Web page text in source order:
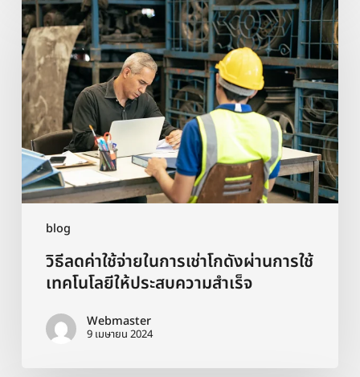
blog
ลด
ค่า
ใช้
จ่าย
ใน
การ
เช่า
โกดัง
ผ่าน
การ
ใช้
เทคโนโลยี
ประสบวิธีลดค่าใช้จ่ายในการเช่าโกดังผ่านการใช้
เทคโนโลยีให้ประสบความสำเร็จ
Webmaster
9 เมษายน 2024